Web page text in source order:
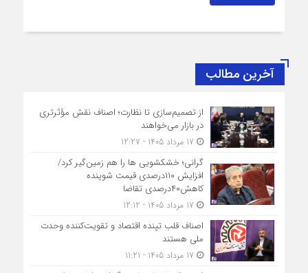
آخرین مطالب
از تصمیم‌سازی تا نظارت؛ اصناف نقش مؤثرتری
در بازار می‌خواهند
گرانی؛ خشکشویی‌ ها را هم زمین‌گیر کرد/
افزایش ۱۱۰درصدی قیمت شوینده
کاهش۴۰درصدی تقاضا
اصناف قلب تپنده اقتصاد و تقویت‌کننده وحدت
ملی هستند